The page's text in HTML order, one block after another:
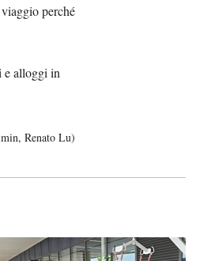
perché
e alloggi in
Renato Lu)